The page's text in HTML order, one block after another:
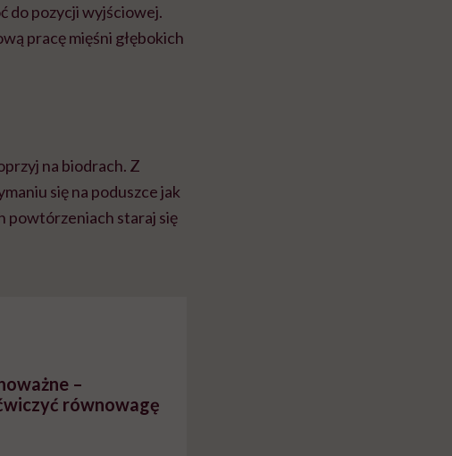
do pozycji wyjściowej.
pracę mięśni głębokich
na biodrach. Z
się na poduszce jak
powtórzeniach staraj się
–
równowagę